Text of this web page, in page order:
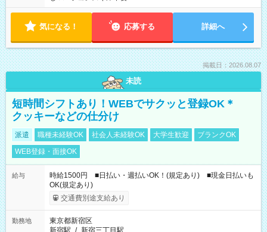
気になる！ 応募する 詳細へ
掲載日：2026.08.07
未読
短時間シフトあり！WEBでサクッと登録OK＊
クッキーなどの仕分け
派遣 職種未経験OK 社会人未経験OK 大学生歓迎
ブランクOK
WEB登録・面接OK
給与
時給1500円 ■日払い・週払いOK！(規定あり) ■現金日払いも
OK(規定あり)
交通費別途支給あり
勤務地
東京都新宿区
新宿駅 / 新宿三丁目駅